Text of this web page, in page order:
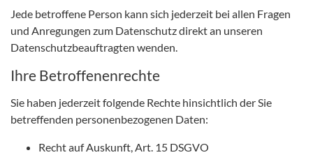
Jede betroffene Person kann sich jederzeit bei allen Fragen
und Anregungen zum Datenschutz direkt an unseren
Datenschutzbeauftragten wenden.
Ihre Betroffenenrechte
Sie haben jederzeit folgende Rechte hinsichtlich der Sie
betreffenden personenbezogenen Daten:
Recht auf Auskunft, Art. 15 DSGVO